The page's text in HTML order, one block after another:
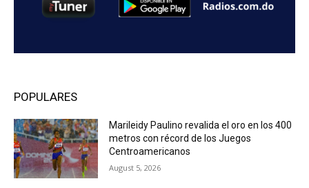
POPULARES
Marileidy Paulino revalida el oro en los 400
metros con récord de los Juegos
Centroamericanos
August 5, 2026